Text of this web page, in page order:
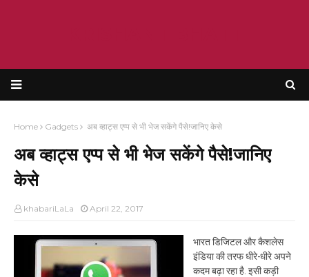
Home Gadgets अब व्हाट्स एप्प से भी भेज सकेंगे पैसे!जानिए केसे
अब व्हाट्स एप्प से भी भेज सकेंगे पैसे!जानिए
केसे
khabariLaLa April 22, 2017
भारत डिजिटल और कैशलेस
इंडिया की तरफ धीरे-धीरे अपने
कदम बढ़ा रहा है. इसी कड़ी